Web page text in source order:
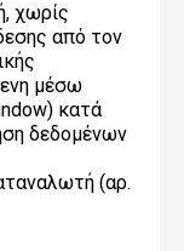
χωρίς
από τον
μέσω
κατά
δεδομένων
(αρ.